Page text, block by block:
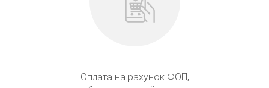
Оплата на рахунок ФОП,